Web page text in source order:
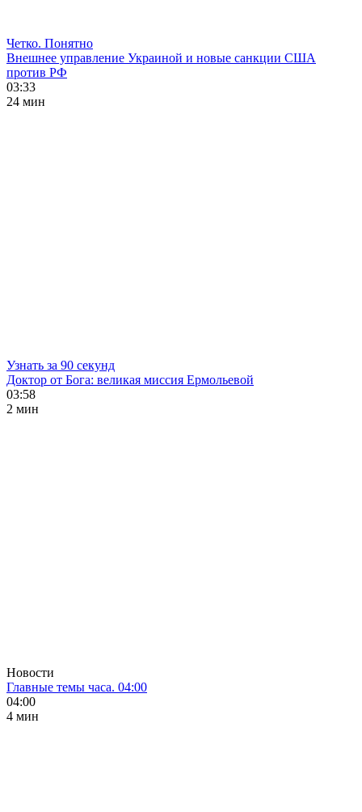
Четко. Понятно
Внешнее управление Украиной и новые санкции США
против РФ
03:33
24 мин
Узнать за 90 секунд
Доктор от Бога: великая миссия Ермольевой
03:58
2 мин
Новости
Главные темы часа. 04:00
04:00
4 мин